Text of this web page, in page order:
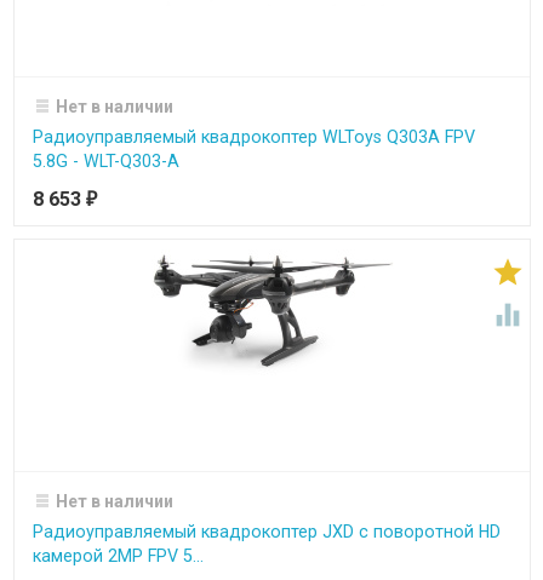
Нет в наличии
Радиоуправляемый квадрокоптер WLToys Q303A FPV
5.8G - WLT-Q303-A
8 653 ₽


Нет в наличии
Радиоуправляемый квадрокоптер JXD с поворотной HD
камерой 2MP FPV 5...